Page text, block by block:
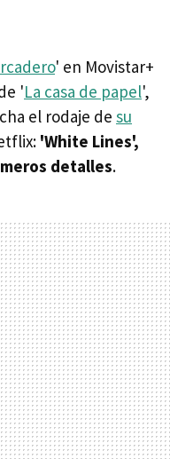
' en Movistar+
'La casa de papel',
el rodaje de su
'White Lines',
detalles.